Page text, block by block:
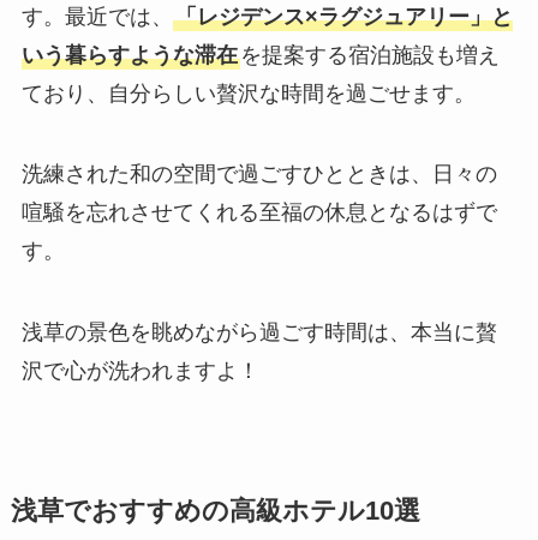
す。最近では、 「レジデンス×ラグジュアリー」と
いう暮らすような滞在を提案する宿泊施設も増え
ており、自分らしい贅沢な時間を過ごせます。
洗練された和の空間で過ごすひとときは、日々の
喧騒を忘れさせてくれる至福の休息となるはずで
す。
浅草の景色を眺めながら過ごす時間は、本当に贅
沢で心が洗われますよ！
浅草でおすすめの高級ホテル10選